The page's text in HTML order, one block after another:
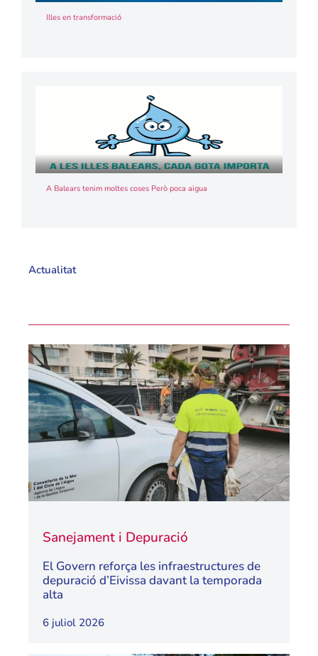
Illes en transformació
A Balears tenim moltes coses Però poca aigua
Actualitat
Sanejament i Depuració
El Govern reforça les infraestructures de
depuració d’Eivissa davant la temporada
alta
6 juliol 2026